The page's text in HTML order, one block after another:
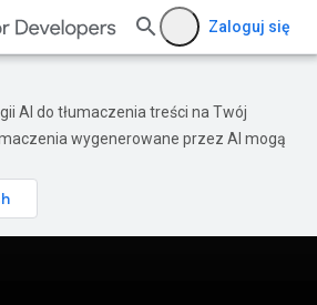
Zaloguj się
AI do tłumaczenia treści na Twój
wygenerowane przez AI mogą